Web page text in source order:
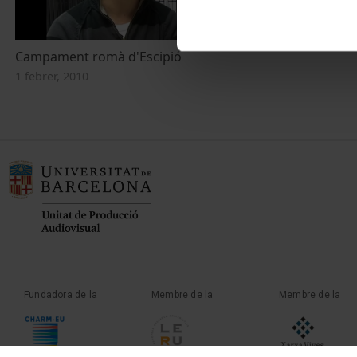
Campament romà d'Escipió
1 febrer, 2010
Fundadora de la Membre de la Membre de la